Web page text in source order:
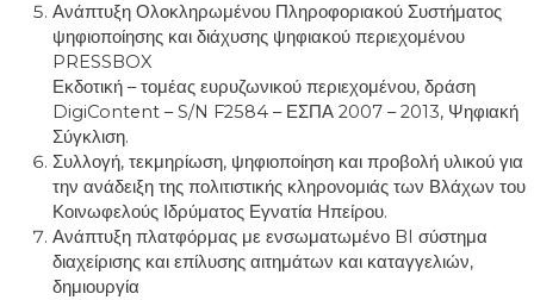
Ανάπτυξη Ολοκληρωμένου Πληροφοριακού Συστήματος
ψηφιοποίησης και διάχυσης ψηφιακού περιεχομένου
PRESSBOX
Εκδοτική – τομέας ευρυζωνικού περιεχομένου, δράση
DigiContent – S/N F2584 – ΕΣΠΑ 2007 – 2013, Ψηφιακή
Σύγκλιση.
Συλλογή, τεκμηρίωση, ψηφιοποίηση και προβολή υλικού για
την ανάδειξη της πολιτιστικής κληρονομιάς των Βλάχων του
Κοινωφελούς Ιδρύματος Εγνατία Ηπείρου.
Ανάπτυξη πλατφόρμας με ενσωματωμένο BI σύστημα
διαχείρισης και επίλυσης αιτημάτων και καταγγελιών,
δημιουργία